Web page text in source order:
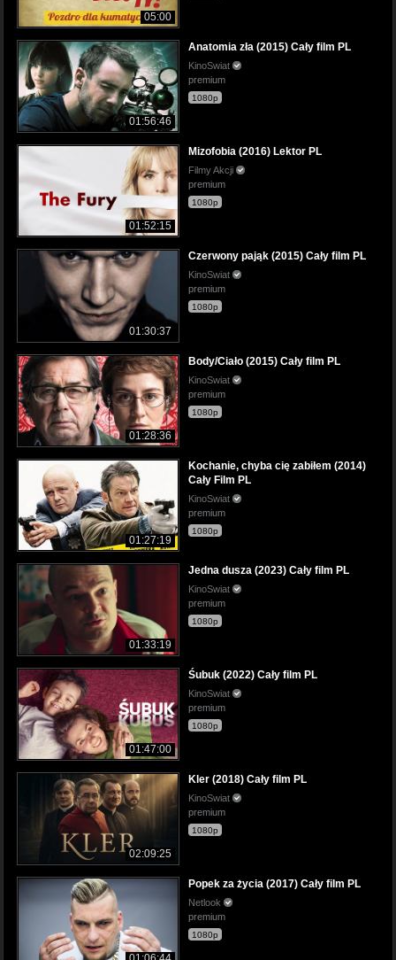
05:00
01:56:46
Anatomia zła (2015) Cały film PL
KinoSwiat
premium
1080p
01:52:15
Mizofobia (2016) Lektor PL
Filmy Akcji
premium
1080p
01:30:37
Czerwony pająk (2015) Cały film PL
KinoSwiat
premium
1080p
01:28:36
Body/Ciało (2015) Cały film PL
KinoSwiat
premium
1080p
01:27:19
Kochanie, chyba cię zabiłem (2014)
Cały Film PL
KinoSwiat
premium
1080p
01:33:19
Jedna dusza (2023) Cały film PL
KinoSwiat
premium
1080p
01:47:00
Śubuk (2022) Cały film PL
KinoSwiat
premium
1080p
02:09:25
Kler (2018) Cały film PL
KinoSwiat
premium
1080p
Popek za życia (2017) Cały film PL
Netlook
premium
1080p